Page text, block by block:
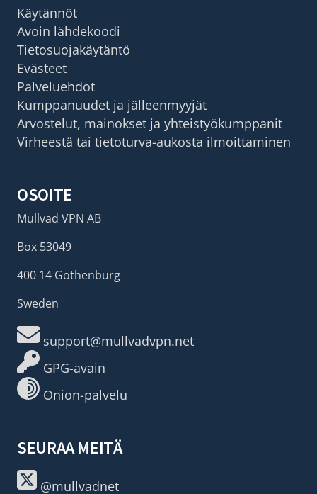
Käytännöt
Avoin lähdekoodi
Tietosuojakäytäntö
Evästeet
Palveluehdot
Kumppanuudet ja jälleenmyyjät
Arvostelut, mainokset ja yhteistyökumppanit
Virheestä tai tietoturva-aukosta ilmoittaminen
OSOITE
Mullvad VPN AB
Box 53049
400 14 Gothenburg
Sweden
support@mullvadvpn.net
GPG-avain
Onion-palvelu
SEURAA MEITÄ
@mullvadnet